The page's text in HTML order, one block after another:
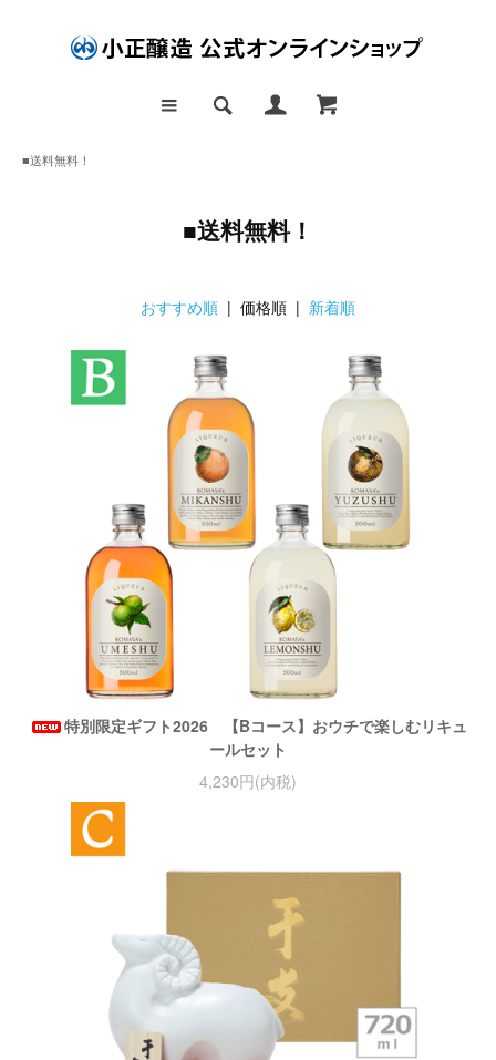
■送料無料！
■送料無料！
おすすめ順 | 価格順 | 新着順
特別限定ギフト2026 【Bコース】おウチで楽しむリキュ
ールセット
4,230円(内税)